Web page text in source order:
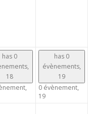
has 0
18
has 0
évènements,
19
0 évènement,
19